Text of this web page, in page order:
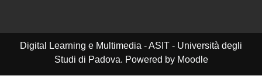
Digital Learning e Multimedia - ASIT - Università degli
Studi di Padova. Powered by Moodle